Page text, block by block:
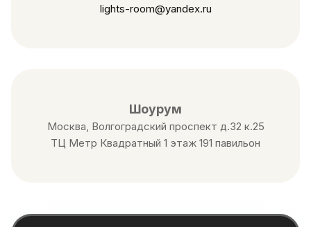
lights-room@yandex.ru
Шоурум
Москва, Волгоградский проспект д.32 к.25
ТЦ Метр Квадратный 1 этаж 191 павильон